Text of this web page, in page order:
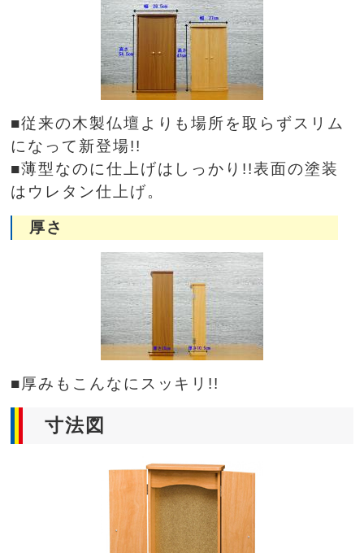
■従来の木製仏壇よりも場所を取らずスリム
になって新登場!!
■薄型なのに仕上げはしっかり!!表面の塗装
はウレタン仕上げ。
厚さ
■厚みもこんなにスッキリ!!
寸法図